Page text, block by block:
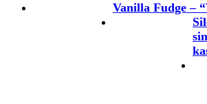
Vanilla Fudge –